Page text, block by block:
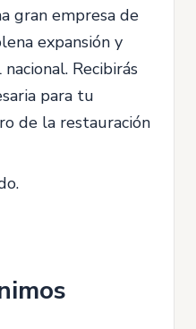
gran empresa de
expansión y
Recibirás
para tu
de la restauración